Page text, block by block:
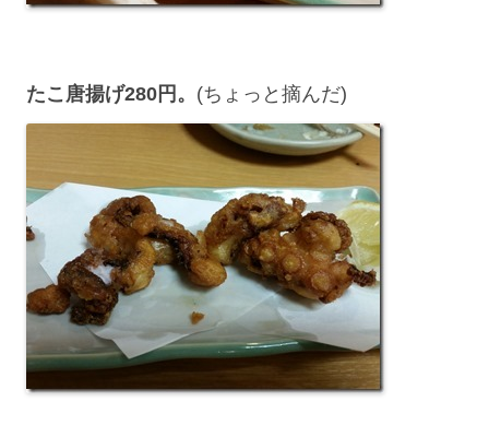
たこ唐揚げ280円。 (ちょっと摘んだ)